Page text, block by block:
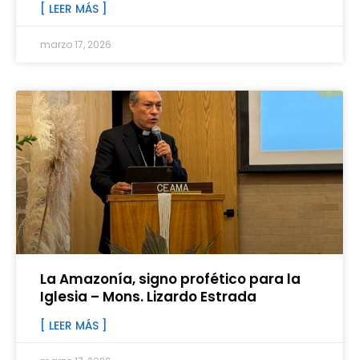
[ LEER MÁS ]
marzo 17, 2026
La Amazonía, signo profético para la
Iglesia – Mons. Lizardo Estrada
[ LEER MÁS ]